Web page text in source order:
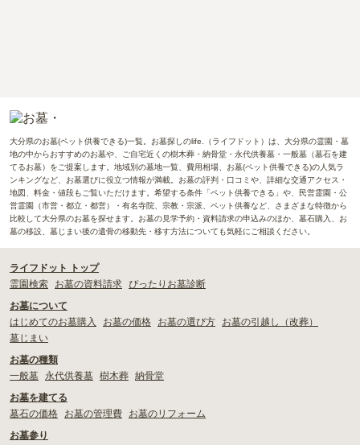
大分県のお墓(ペット供養できる)一覧。お墓探しのlife.（ライフドット）は、大分県の霊園・墓
地の中からおすすめのお墓や、ご自宅近くの樹木葬・納骨堂・永代供養墓・一般墓（墓石を建
てるお墓）をご提案します。地域別の墓地一覧、費用相場、お墓(ペット供養できる)の人気ラ
ンキングなど、お墓選びに役立つ情報が満載。お墓の評判・口コミや、詳細な交通アクセス・
地図、料金・値段もご覧いただけます。希望する条件「ペット供養できる」や、民営霊園・公
営霊園（市営・都立・都営）・有名寺院、宗教・宗派、ペット供養など、さまざまな特徴から
比較して大分県のお墓を探せます。お墓の見学予約・資料請求の申込みのほか、墓石購入、お
墓の移設、墓じまい後の遺骨の移動先・移す方法についても気軽にご相談ください。
ライフドット トップ
霊園検索
お墓の資料請求 ぴったりお墓診断
お墓について
はじめてのお墓購入
お墓の価格 お墓の選び方
お墓の引越し（改葬）
墓じまい
お墓の種類
一般墓
永代供養墓 樹木葬 納骨堂
お墓を建てる
墓石の価格
お墓の管理費
お墓のリフォーム
お墓参り